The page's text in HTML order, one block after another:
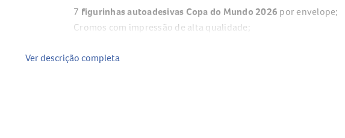
7 figurinhas autoadesivas Copa do Mundo 2026 por envelope;
Cromos com impressão de alta qualidade;
Material fácil de destacar e colar no álbum.
Ver descrição completa